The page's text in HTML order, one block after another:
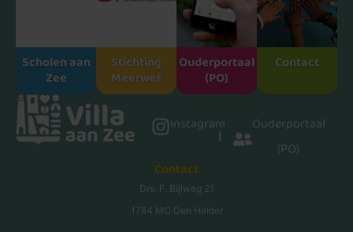
Scholen aan
Zee
Stichting
Meerwef
Ouderportaal
(PO)
Contact
Ouderportaal
(PO)
Instagram
Contact
Drs. F. Bijlweg 21
1784 MC Den Helder